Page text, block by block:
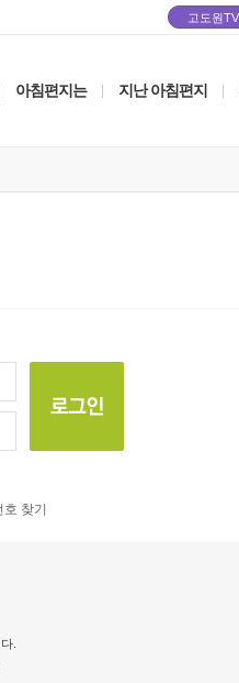
고도원TV
아침편지는 지난 아침편지
찾기
.